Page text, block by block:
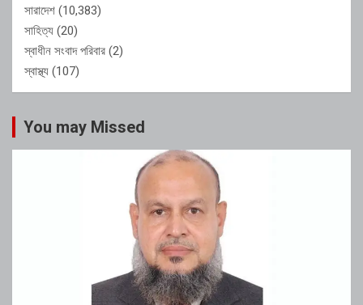
সারাদেশ (10,383)
সাহিত্য (20)
স্বাধীন সংবাদ পরিবার (2)
স্বাস্থ্য (107)
You may Missed